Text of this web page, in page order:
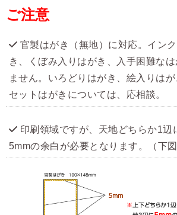
ご注意
官製はがき（無地）に対応。イン
き、くぼみ入りはがき、入手困難な
ません。いろどりはがき、絵入りは
セットはがきについては、応相談。
印刷領域ですが、天地どちらか1辺
5mmの余白が必要となります。（下図